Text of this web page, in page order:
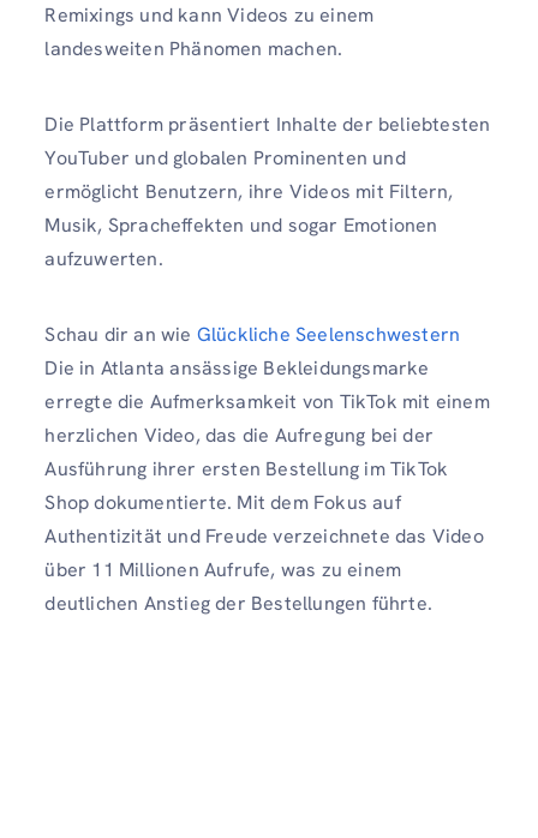
Remixings und kann Videos zu einem
landesweiten Phänomen machen.
Die Plattform präsentiert Inhalte der beliebtesten
YouTuber und globalen Prominenten und
ermöglicht Benutzern, ihre Videos mit Filtern,
Musik, Spracheffekten und sogar Emotionen
aufzuwerten.
Schau dir an wie Glückliche Seelenschwestern
Die in Atlanta ansässige Bekleidungsmarke
erregte die Aufmerksamkeit von TikTok mit einem
herzlichen Video, das die Aufregung bei der
Ausführung ihrer ersten Bestellung im TikTok
Shop dokumentierte. Mit dem Fokus auf
Authentizität und Freude verzeichnete das Video
über 11 Millionen Aufrufe, was zu einem
deutlichen Anstieg der Bestellungen führte.